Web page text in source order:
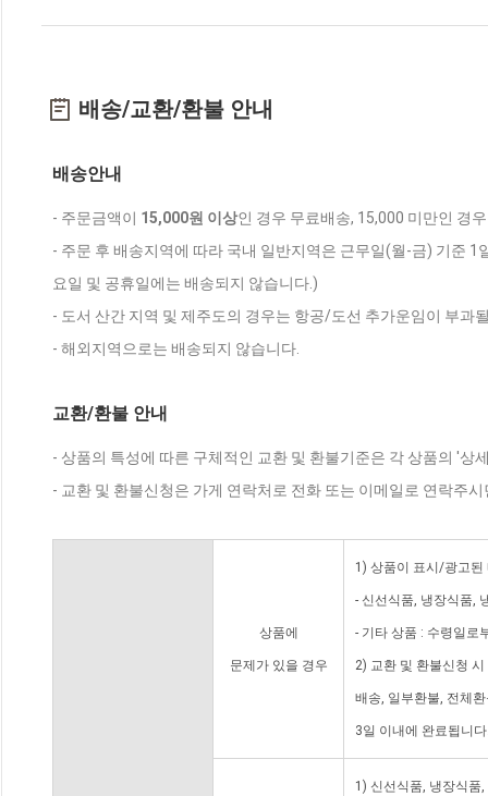
배송/교환/환불 안내
배송안내
- 주문금액이 15,000원 이상인 경우 무료배송, 15,000 미만인 경
- 주문 후 배송지역에 따라 국내 일반지역은 근무일(월-금) 기준
요일 및 공휴일에는 배송되지 않습니다.)
- 도서 산간 지역 및 제주도의 경우는 항공/도선 추가운임이 부과
- 해외지역으로는 배송되지 않습니다.
교환/환불 안내
- 상품의 특성에 따른 구체적인 교환 및 환불기준은 각 상품의 '상
- 교환 및 환불신청은 가게 연락처로 전화 또는 이메일로 연락주
상품에
문제가 있을 경우
1) 상품이 표시/광고된
- 신선식품, 냉장식품,
- 기타 상품 : 수령일로
2) 교환 및 환불신청
배송, 일부환불, 전체
3일 이내에 완료됩니
1) 신선식품, 냉장식품